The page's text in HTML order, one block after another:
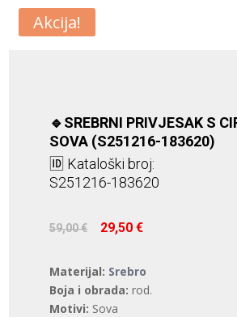
Akcija!
🔹SREBRNI PRIVJESAK S
SOVA (S251216-183620)
🆔 Kataloški broj:
S251216-183620
59,00€ Izvorna
cijena
bila
je:
59,00 €.
29,50€
Materijal: Srebro
Boja i obrada: rod.
Motivi: Sova